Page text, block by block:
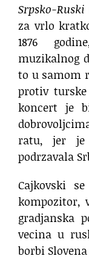
Srpsko-Ruski
za vrlo
1876
muzikalnog
to u samom
protiv turske
koncert je
ratu, jer je
podrzavala
Cajkovski
kompozitor,
gradjanska
vecina u
borbi